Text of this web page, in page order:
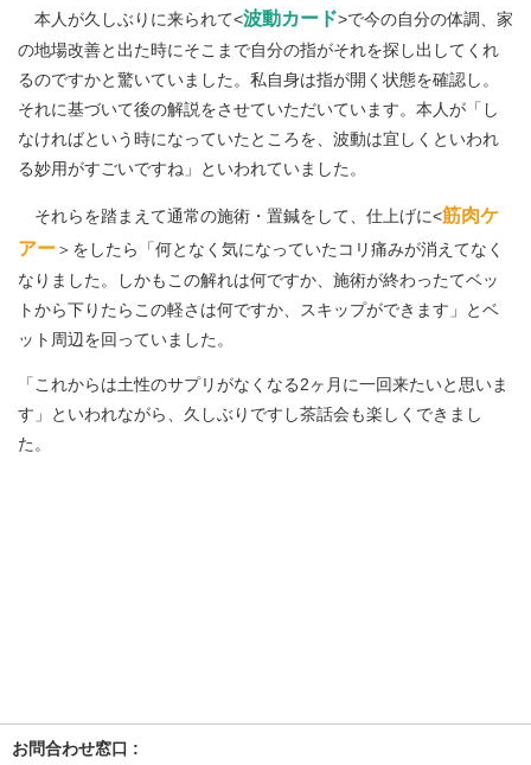
本人が久しぶりに来られて<波動カード>で今の自分の体調、家
の地場改善と出た時にそこまで自分の指がそれを探し出してくれ
るのですかと驚いていました。私自身は指が開く状態を確認し。
それに基づいて後の解説をさせていただいています。本人が「し
なければという時になっていたところを、波動は宜しくといわれ
る妙用がすごいですね」といわれていました。
それらを踏まえて通常の施術・置鍼をして、仕上げに<筋肉ケ
アー＞をしたら「何となく気になっていたコリ痛みが消えてなく
なりました。しかもこの解れは何ですか、施術が終わったてベッ
トから下りたらこの軽さは何ですか、スキップができます」とベ
ット周辺を回っていました。
「これからは土性のサプリがなくなる2ヶ月に一回来たいと思いま
す」といわれながら、久しぶりですし茶話会も楽しくできまし
た。
お問合わせ窓口 :